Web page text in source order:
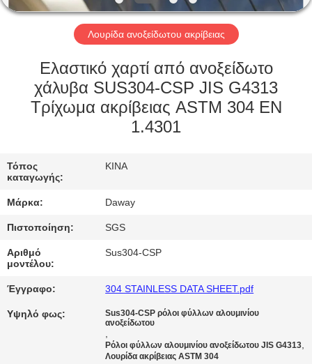
ΕΜΕΊΣ
ΓΎΡΟΣ
ΕΡΓΟΣΤΑΣΊΩΝ
ΜΑΣ
ΕΛΆΤΕ
ΕΠΑΦΉ
ΜΕ
ΖΗΤΉΣΤΕ
Λουρίδα ανοξείδωτου ακρίβειας
Ελαστικό χαρτί από ανοξείδωτο
χάλυβα SUS304-CSP JIS G4313
Τρίχωμα ακρίβειας ASTM 304 EN
1.4301
Τόπος
καταγωγής:
ΚΙΝΑ
Μάρκα: Daway
Πιστοποίηση: SGS
Αριθμό
μοντέλου:
Sus304-CSP
Έγγραφο: 304 STAINLESS DATA SHEET.pdf
Υψηλό φως:
Sus304-CSP ρόλοι φύλλων αλουμινίου
ανοξείδωτου
,
Ρόλοι φύλλων αλουμινίου ανοξείδωτου JIS G4313,
Λουρίδα ακρίβειας ASTM 304